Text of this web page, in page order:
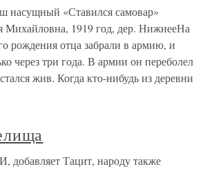
насущный «Ставился самовар»
Михайловна, 1919 год, дер. НижнееНа
рождения отца забрали в армию, и
через три года. В армии он переболел
жив. Когда кто-нибудь из деревни
добавляет Тацит, народу также